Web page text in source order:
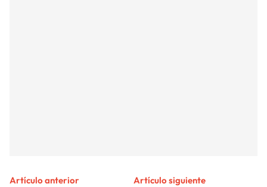
Artículo anterior Artículo siguiente